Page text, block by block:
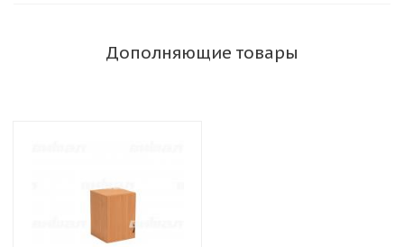
Дополняющие товары